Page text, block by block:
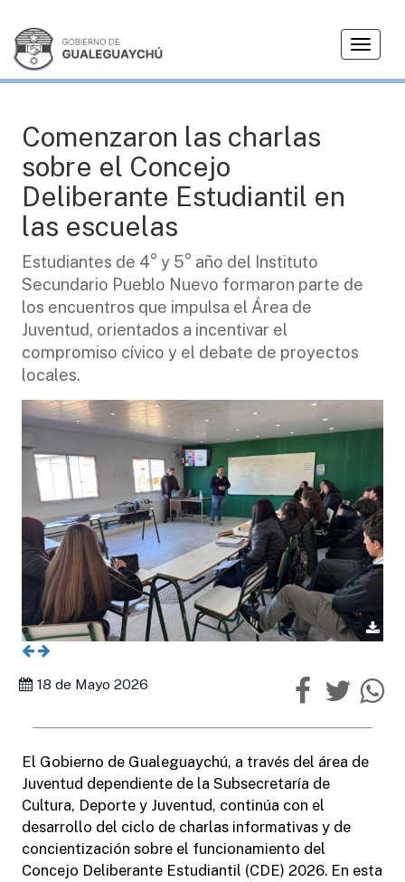
T
g
t
HCD
Comenzaron las charlas
sobre el Concejo
Deliberante Estudiantil en
las escuelas
Estudiantes de 4° y 5° año del Instituto
Secundario Pueblo Nuevo formaron parte de
los encuentros que impulsa el Área de
Juventud, orientados a incentivar el
compromiso cívico y el debate de proyectos
locales.
18 de Mayo 2026
El Gobierno de Gualeguaychú, a través del área de
Juventud dependiente de la Subsecretaría de
Cultura, Deporte y Juventud, continúa con el
desarrollo del ciclo de charlas informativas y de
concientización sobre el funcionamiento del
Concejo Deliberante Estudiantil (CDE) 2026. En esta